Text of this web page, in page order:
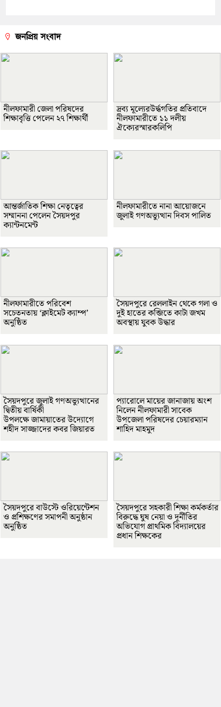
জনপ্রিয় সংবাদ
নীলফামারী জেলা পরিষদের
শিক্ষাবৃত্তি পেলেন ২৭ শিক্ষার্থী
দ্রব্য মূল্যেরউর্দ্ধগতির প্রতিবাদে
নীলফামারীতে ১১ দলীয়
ঐক্যেরস্মারকলিপি
আন্তর্জাতিক শিক্ষা নেতৃত্বের
সম্মাননা পেলেন সৈয়দপুর
ক্যান্টনমেন্ট
নীলফামারীতে নানা আয়োজনে
জুলাই গণঅভ্যুত্থান দিবস পালিত
নীলফামারীতে পরিবেশ
সচেতনতায় ‘ক্লাইমেট ক্যাম্প’
অনুষ্ঠিত
সৈয়দপুরে রেললাইন থেকে গলা ও
দুই হাতের কব্জিতে কাটা জখম
অবস্থায় যুবক উদ্ধার
সৈয়দপুরে জুলাই গণঅভ্যুত্থানের
দ্বিতীয় বার্ষিকী
উপলক্ষে জামায়াতের উদ্যোগে
শহীদ সাজ্জাদের কবর জিয়ারত
প্যারোলে মায়ের জানাজায় অংশ
নিলেন নীলফামারী সাবেক
উপজেলা পরিষদের চেয়ারম্যান
শাহিদ মাহমুদ
সৈয়দপুরে বাউস্টে ওরিয়েন্টেশন
ও প্রশিক্ষণের সমাপনী অনুষ্ঠান
অনুষ্ঠিত
সৈয়দপুরে সহকারী শিক্ষা কর্মকর্তার
বিরুদ্ধে ঘুষ নেয়া ও দূর্নীতির
অভিযোগ প্রাথমিক বিদ্যালয়ের
প্রধান শিক্ষকের